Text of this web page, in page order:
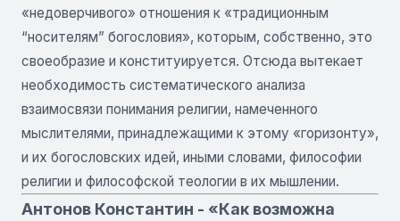
«недоверчивого» отношения к «традиционным
“носителям” богословия», которым, собственно, это
своеобразие и конституируется. Отсюда вытекает
необходимость систематического анализа
взаимосвязи понимания религии, намеченного
мыслителями, принадлежащими к этому «горизонту»,
и их богословских идей, иными словами, философии
религии и философской теологии в их мышлении.
Антонов Константин - «Как возможна